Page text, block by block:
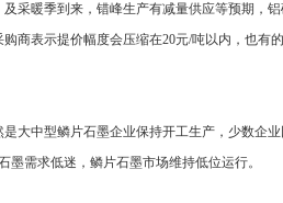
采暖季到来，错峰生产有减量供应等预期，
商表示提价幅度会压缩在20元/吨以内，也有
大中型鳞片石墨企业保持开工生产，少数企
需求低迷，鳞片石墨市场维持低位运行。